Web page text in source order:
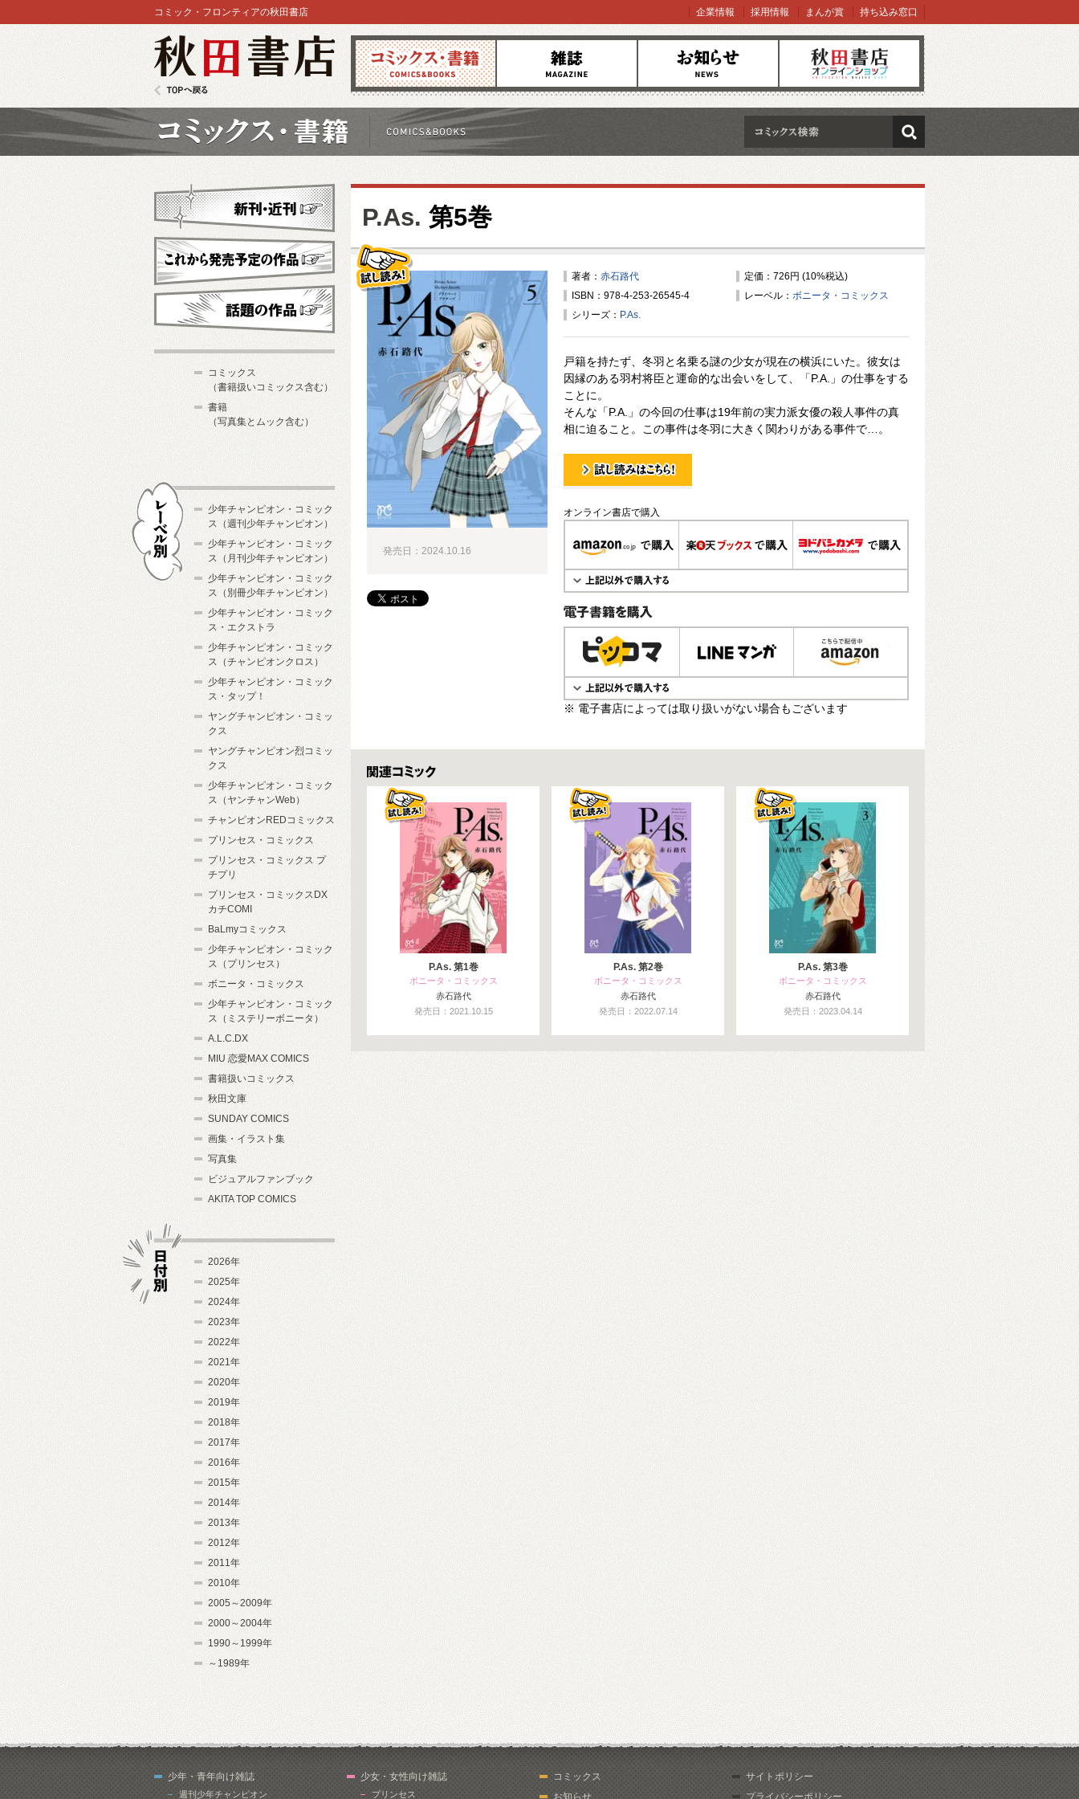
コミックス 雑誌 お知らせ オンラインショップ
コミック・フロンティアの秋田書店 企業情報 採用情報 まんが賞 持ち込み窓口
検索
P.As. 第5巻
著者： 赤石路代
定価：726円 (10%税込)
ISBN：978-4-253-26545-4
レーベル： ボニータ・コミックス
シリーズ： P.As.
戸籍を持たず、冬羽と名乗る謎の少女が現在の横浜にいた。彼女は
因縁のある羽村将臣と運命的な出会いをして、「P.A.」の仕事をする
ことに。
そんな「P.A.」の今回の仕事は19年前の実力派女優の殺人事件の真
相に迫ること。この事件は冬羽に大きく関わりがある事件で…。
試し読み！
オンライン書店で購入
電子書籍で購入
※ 電子書店によっては取り扱いがない場合もございます
発売日：2024.10.16
関連コミックス
P.As. 第1巻
ボニータ・コミックス
赤石路代
発売日：2021.10.15
P.As. 第2巻
ボニータ・コミックス
赤石路代
発売日：2022.07.14
P.As. 第3巻
ボニータ・コミックス
赤石路代
発売日：2023.04.14
新刊・近刊
これから発売予定
コミックス
（書籍扱いコミックス含む）
書籍
（写真集とムック含む）
少年チャンピオン・コミック
ス（週刊少年チャンピオン）
少年チャンピオン・コミック
ス（月刊少年チャンピオン）
少年チャンピオン・コミック
ス（別冊少年チャンピオン）
少年チャンピオン・コミック
ス・エクストラ
少年チャンピオン・コミック
ス（チャンピオンクロス）
少年チャンピオン・コミック
ス・タップ！
ヤングチャンピオン・コミッ
クス
ヤングチャンピオン烈コミッ
クス
少年チャンピオン・コミック
ス（ヤンチャンWeb）
チャンピオンREDコミックス
プリンセス・コミックス
プリンセス・コミックス プ
チプリ
プリンセス・コミックスDX
カチCOMI
BaLmyコミックス
少年チャンピオン・コミック
ス（プリンセス）
ボニータ・コミックス
少年チャンピオン・コミック
ス（ミステリーボニータ）
A.L.C.DX
MIU 恋愛MAX COMICS
書籍扱いコミックス
秋田文庫
SUNDAY COMICS
画集・イラスト集
写真集
ビジュアルファンブック
AKITA TOP COMICS
2026年
2025年
2024年
2023年
2022年
2021年
2020年
2019年
2018年
2017年
2016年
2015年
2014年
2013年
2012年
2011年
2010年
2005～2009年
2000～2004年
1990～1999年
～1989年
少年・青年向け雑誌
週刊少年チャンピオン
少女・女性向け雑誌
プリンセス
コミックス
お知らせ
サイトポリシー
プライバシーポリシー